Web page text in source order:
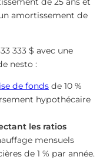
amortissement de
333 $ avec une
nesto :
de fonds de 10 %
hypothécaire
les ratios
mensuels
de 1 % par année.